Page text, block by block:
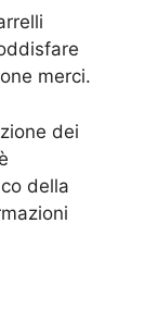
merci.
dei
della